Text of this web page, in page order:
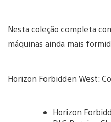
Nesta coleção completa
máquinas ainda mais
Horizon Forbidden West:
Horizon